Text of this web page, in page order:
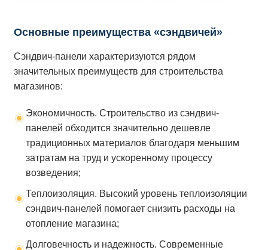
Основные преимущества «сэндвичей»
Сэндвич-панели характеризуются рядом
значительных преимуществ для строительства
магазинов:
Экономичность. Строительство из сэндвич-
панелей обходится значительно дешевле
традиционных материалов благодаря меньшим
затратам на труд и ускоренному процессу
возведения;
Теплоизоляция. Высокий уровень теплоизоляции
сэндвич-панелей помогает снизить расходы на
отопление магазина;
Долговечность и надежность. Современные